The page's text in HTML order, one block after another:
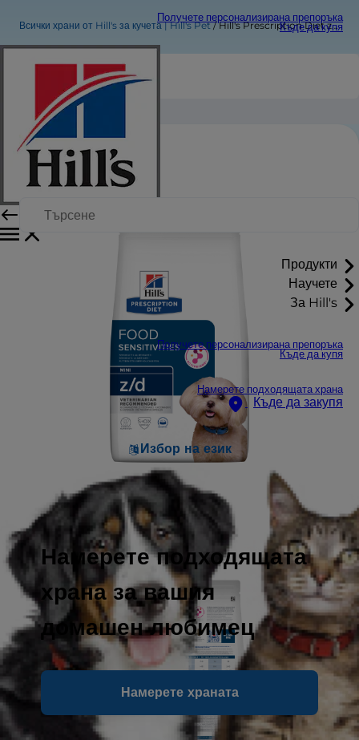
Получете персонализирана препоръка
Къде да купя
Продукти
Научете
За Hill's
Получете персонализирана препоръка
Къде да купя
Намерете подходящата храна
Къде да закупя
Избор на език
Намерете подходящата
храна за вашия
домашен любимец
Намерете храната
Всички храни от Hill's за кучета | Hill's Pet Hill's Prescription Diet z/d Mini
Hill's Prescription Diet z/d Mini